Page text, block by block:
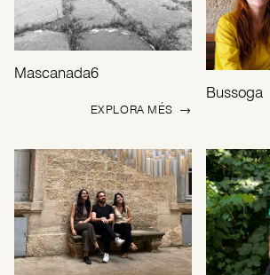
Mascanada6
EXPLORA MÉS →
Bussoga